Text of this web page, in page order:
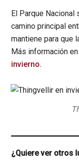
El Parque
camino principal
mantiene para que
Más información en
invierno.
¿Quiere ver otros